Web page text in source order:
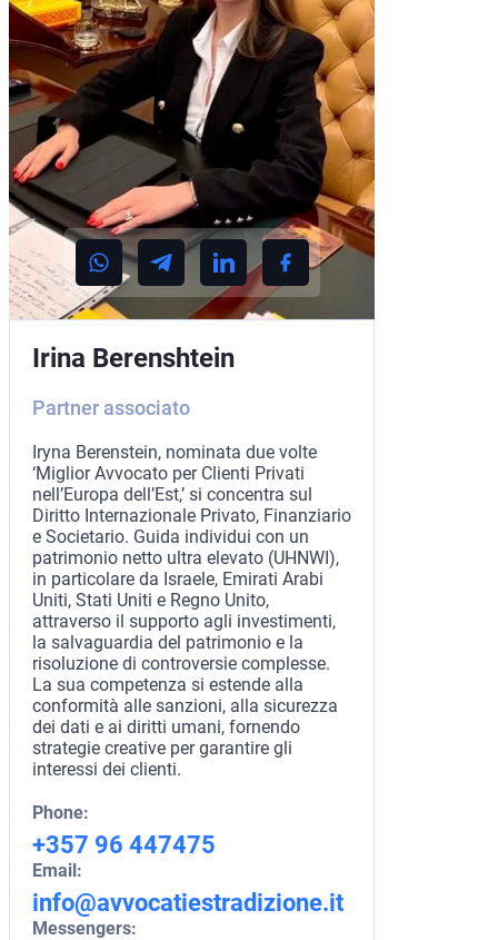
Irina Berenshtein
Partner associato
Iryna Berenstein, nominata due volte
‘Miglior Avvocato per Clienti Privati
nell’Europa dell’Est,’ si concentra sul
Diritto Internazionale Privato, Finanziario
e Societario. Guida individui con un
patrimonio netto ultra elevato (UHNWI),
in particolare da Israele, Emirati Arabi
Uniti, Stati Uniti e Regno Unito,
attraverso il supporto agli investimenti,
la salvaguardia del patrimonio e la
risoluzione di controversie complesse.
La sua competenza si estende alla
conformità alle sanzioni, alla sicurezza
dei dati e ai diritti umani, fornendo
strategie creative per garantire gli
interessi dei clienti.
Phone:
+357 96 447475
Email:
info@avvocatiestradizione.it
Messengers: